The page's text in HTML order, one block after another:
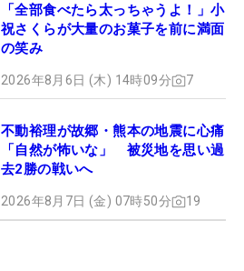
「全部食べたら太っちゃうよ！」小
祝さくらが大量のお菓子を前に満面
の笑み
2026年8月6日 (木) 14時09分 7
不動裕理が故郷・熊本の地震に心痛
「自然が怖いな」 被災地を思い過
去2勝の戦いへ
2026年8月7日 (金) 07時50分 19